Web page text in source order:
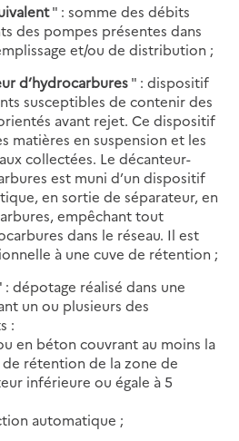
" : somme des débits
des pompes présentes dans
et/ou de distribution ;
d’hydrocarbures" : dispositif
susceptibles de contenir des
avant rejet. Ce dispositif
matières en suspension et les
collectées. Le décanteur-
est muni d’un dispositif
en sortie de séparateur, en
empêchant tout
dans le réseau. Il est
à une cuve de rétention ;
: dépotage réalisé dans une
un ou plusieurs des
:
en béton couvrant au moins la
rétention de la zone de
inférieure ou égale à 5
automatique ;